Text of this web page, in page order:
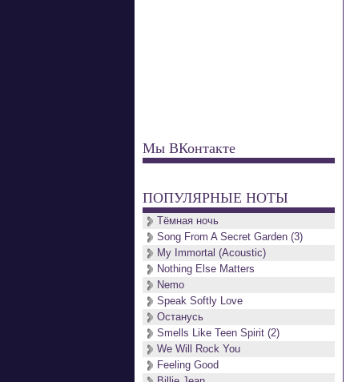
Мы ВКонтакте
ПОПУЛЯРНЫЕ НОТЫ
Тёмная ночь
Song From A Secret Garden (3)
My Immortal (Acoustic)
Nothing Else Matters
Nemo
Speak Softly Love
Останусь
Smells Like Teen Spirit (2)
We Will Rock You
Feeling Good